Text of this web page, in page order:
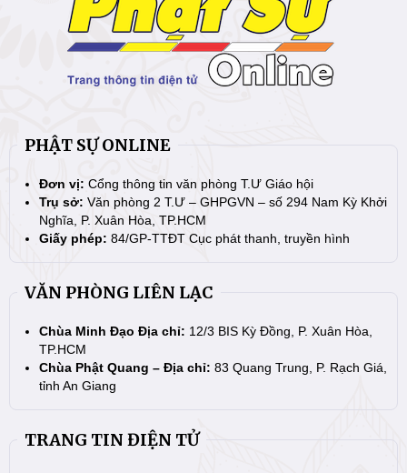
PHẬT SỰ ONLINE
Đơn vị: Cổng thông tin văn phòng T.Ư Giáo hội
Trụ sở: Văn phòng 2 T.Ư – GHPGVN – số 294 Nam Kỳ Khởi
Nghĩa, P. Xuân Hòa, TP.HCM
Giấy phép: 84/GP-TTĐT Cục phát thanh, truyền hình
VĂN PHÒNG LIÊN LẠC
Chùa Minh Đạo Địa chỉ: 12/3 BIS Kỳ Đồng, P. Xuân Hòa,
TP.HCM
Chùa Phật Quang – Địa chỉ: 83 Quang Trung, P. Rạch Giá,
tỉnh An Giang
TRANG TIN ĐIỆN TỬ